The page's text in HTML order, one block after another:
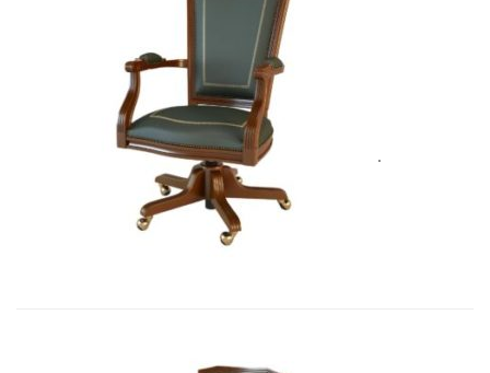
Art&Moble 01002 Кресло вращающе...
5 575,71 €